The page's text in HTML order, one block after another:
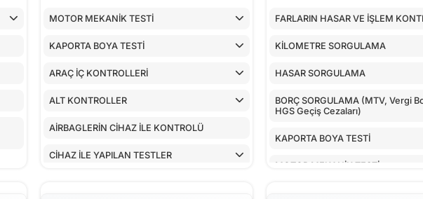
MOTOR MEKANİK TESTİ
KAPORTA BOYA TESTİ
ARAÇ İÇ KONTROLLERİ
ALT KONTROLLER
AİRBAGLERİN CİHAZ İLE KONTROLÜ
CİHAZ İLE YAPILAN TESTLER
FARLARIN HASAR VE İŞLEM
KİLOMETRE SORGULAMA
HASAR SORGULAMA
BORÇ SORGULAMA (MTV, Vergi
HGS Geçiş Cezaları)
KAPORTA BOYA TESTİ
MOTOR MEKANİK TESTİ